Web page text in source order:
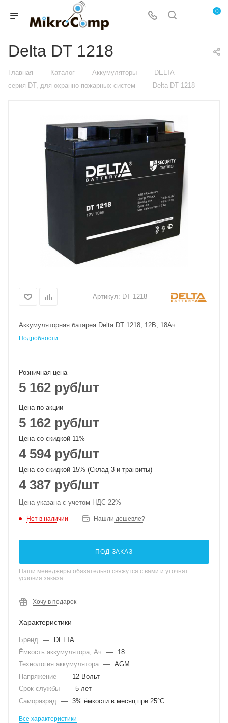
0
Delta DT 1218
Главная — Каталог — Аккумуляторы — DELTA —
серия DT, для охранно-пожарных систем — Delta DT 1218
Артикул: DT 1218
Аккумуляторная батарея Delta DT 1218, 12В, 18Ач.
Подробности
Розничная цена
5 162 руб/шт
Цена по акции
5 162 руб/шт
Цена со скидкой 11%
4 594руб/шт
Цена со скидкой 15% (Склад 3 и транзиты)
4 387 руб/шт
Цена указана с учетом НДС 22%
Нет в наличии Нашли дешевле?
ПОД ЗАКАЗ
Наши менеджеры обязательно свяжутся с вами и уточнят
условия заказа
Хочу в подарок
Характеристики
Бренд —
DELTA
Ёмкость аккумулятора, Ач
—
18
Технология аккумулятора — AGM
Напряжение —
12 Вольт
Срок службы — 5 лет
Саморазряд — 3% ёмкости в месяц при 25°С
Все характеристики